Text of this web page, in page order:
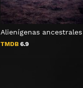
Alienígenas ancestrales
TMDB6.9